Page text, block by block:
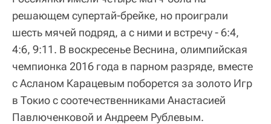
решающем супертай-брейке, но проиграли
шесть мячей подряд, а с ними и встречу - 6:4,
4:6, 9:11. В воскресенье Веснина, олимпийская
чемпионка 2016 года в парном разряде, вместе
с Асланом Карацевым поборется за золото Игр
в Токио с соотечественниками Анастасией
Павлюченковой и Андреем Рублевым.